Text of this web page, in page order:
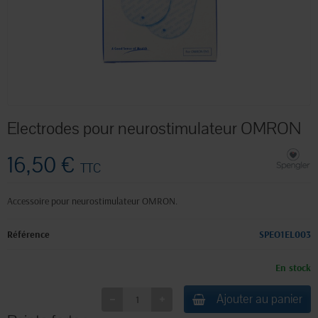
Electrodes pour neurostimulateur OMRON
16,50 € TTC
Accessoire pour neurostimulateur OMRON.
Référence SPEO1EL003
En stock
Ajouter au panier